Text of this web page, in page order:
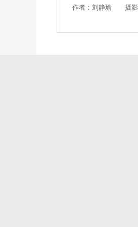
作者：刘静瑜 摄影